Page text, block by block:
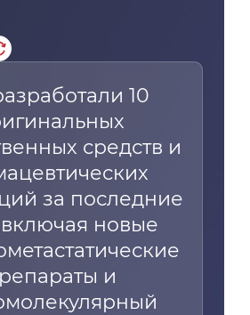
10
средств и
за последние
включая новые
и